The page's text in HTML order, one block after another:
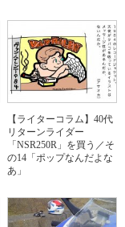
【ライターコラム】40代
リターンライダー
「NSR250R」を買う／そ
の14「ポップなんだよな
あ」